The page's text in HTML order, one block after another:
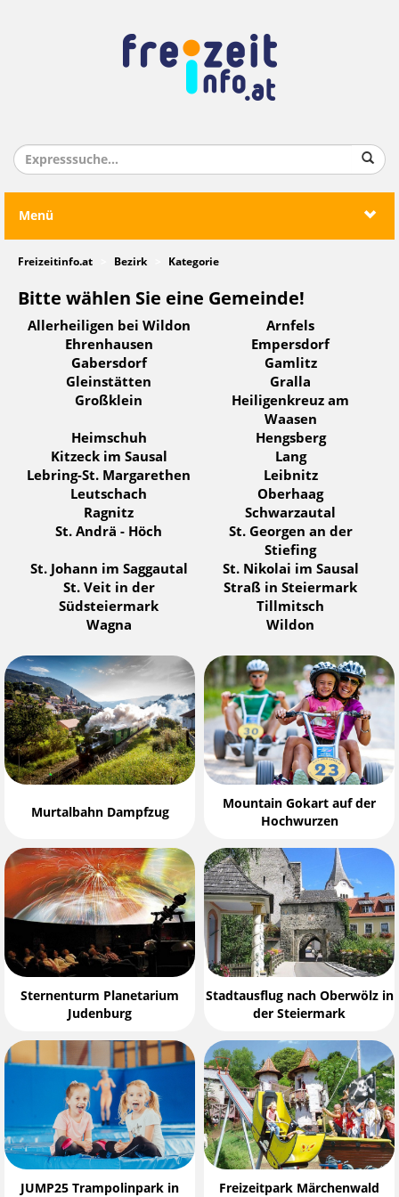
Menü
Freizeitinfo.at Bezirk Kategorie
Bitte wählen Sie eine Gemeinde!
Allerheiligen bei Wildon
Arnfels
Ehrenhausen
Empersdorf
Gabersdorf
Gamlitz
Gleinstätten
Gralla
Großklein
Heiligenkreuz am
Waasen
Heimschuh
Hengsberg
Kitzeck im Sausal
Lang
Lebring-St. Margarethen
Leibnitz
Leutschach
Oberhaag
Ragnitz
Schwarzautal
St. Andrä - Höch
St. Georgen an der
Stiefing
St. Johann im Saggautal
St. Nikolai im Sausal
St. Veit in der
Südsteiermark
Straß in Steiermark
Tillmitsch
Wagna
Wildon
Murtalbahn Dampfzug
Mountain Gokart auf der
Hochwurzen
Sternenturm Planetarium
Judenburg
Stadtausflug nach Oberwölz in
der Steiermark
JUMP25 Trampolinpark in Freizeitpark Märchenwald